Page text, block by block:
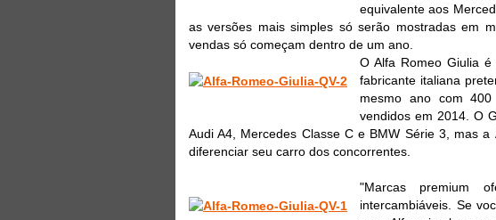
equivalente aos
as versões mais simples só serão mostradas em
vendas só começam dentro de um ano.
O Alfa Romeo Giulia
fabricante italiana
mesmo ano com
vendidos em 2014. O
Audi A4, Mercedes Classe C e BMW Série 3, mas
diferenciar seu carro dos concorrentes.
"Marcas premium
intercambiáveis. Se